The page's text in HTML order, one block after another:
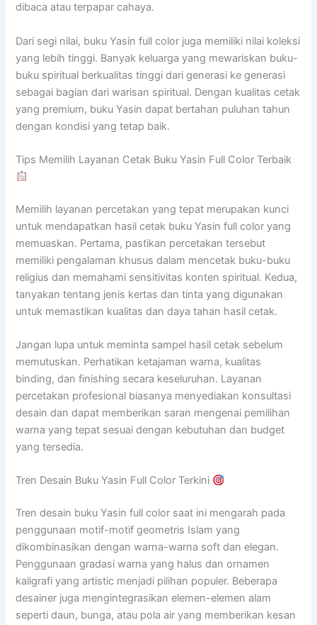
dibaca atau terpapar cahaya.
Dari segi nilai, buku Yasin full color juga memiliki nilai koleksi
yang lebih tinggi. Banyak keluarga yang mewariskan buku-
buku spiritual berkualitas tinggi dari generasi ke generasi
sebagai bagian dari warisan spiritual. Dengan kualitas cetak
yang premium, buku Yasin dapat bertahan puluhan tahun
dengan kondisi yang tetap baik.
Tips Memilih Layanan Cetak Buku Yasin Full Color Terbaik
Memilih layanan percetakan yang tepat merupakan kunci
untuk mendapatkan hasil cetak buku Yasin full color yang
memuaskan. Pertama, pastikan percetakan tersebut
memiliki pengalaman khusus dalam mencetak buku-buku
religius dan memahami sensitivitas konten spiritual. Kedua,
tanyakan tentang jenis kertas dan tinta yang digunakan
untuk memastikan kualitas dan daya tahan hasil cetak.
Jangan lupa untuk meminta sampel hasil cetak sebelum
memutuskan. Perhatikan ketajaman warna, kualitas
binding, dan finishing secara keseluruhan. Layanan
percetakan profesional biasanya menyediakan konsultasi
desain dan dapat memberikan saran mengenai pemilihan
warna yang tepat sesuai dengan kebutuhan dan budget
yang tersedia.
Tren Desain Buku Yasin Full Color Terkini
Tren desain buku Yasin full color saat ini mengarah pada
penggunaan motif-motif geometris Islam yang
dikombinasikan dengan warna-warna soft dan elegan.
Penggunaan gradasi warna yang halus dan ornamen
kaligrafi yang artistic menjadi pilihan populer. Beberapa
desainer juga mengintegrasikan elemen-elemen alam
seperti daun, bunga, atau pola air yang memberikan kesan